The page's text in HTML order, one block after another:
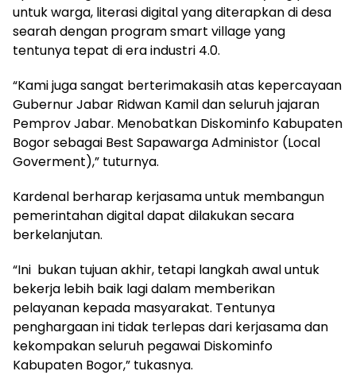
untuk warga, literasi digital yang diterapkan di desa
searah dengan program smart village yang
tentunya tepat di era industri 4.0.
“Kami juga sangat berterimakasih atas kepercayaan
Gubernur Jabar Ridwan Kamil dan seluruh jajaran
Pemprov Jabar. Menobatkan Diskominfo Kabupaten
Bogor sebagai Best Sapawarga Administor (Local
Goverment),” tuturnya.
Kardenal berharap kerjasama untuk membangun
pemerintahan digital dapat dilakukan secara
berkelanjutan.
“Ini bukan tujuan akhir, tetapi langkah awal untuk
bekerja lebih baik lagi dalam memberikan
pelayanan kepada masyarakat. Tentunya
penghargaan ini tidak terlepas dari kerjasama dan
kekompakan seluruh pegawai Diskominfo
Kabupaten Bogor,” tukasnya.